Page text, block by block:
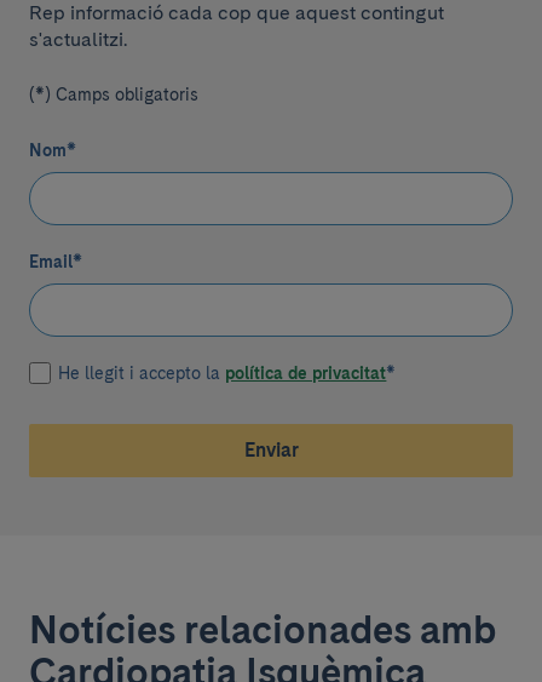
Rep informació cada cop que aquest contingut
s'actualitzi.
(*) Camps obligatoris
Nom*
Email*
He llegit i accepto la política de privacitat*
Enviar
Notícies relacionades amb
Cardiopatia Isquèmica